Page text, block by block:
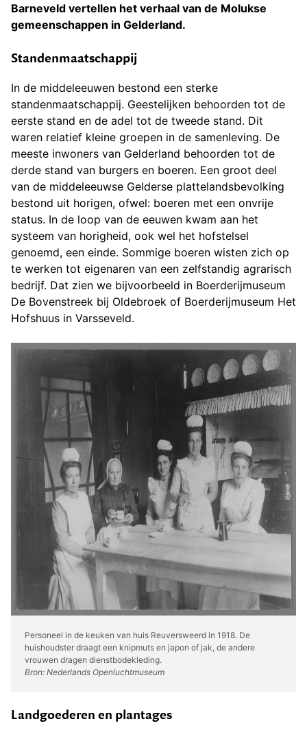
Barneveld vertellen het verhaal van de Molukse
gemeenschappen in Gelderland.
Standenmaatschappij
In de middeleeuwen bestond een sterke
standenmaatschappij. Geestelijken behoorden tot de
eerste stand en de adel tot de tweede stand. Dit
waren relatief kleine groepen in de samenleving. De
meeste inwoners van Gelderland behoorden tot de
derde stand van burgers en boeren. Een groot deel
van de middeleeuwse Gelderse plattelandsbevolking
bestond uit horigen, ofwel: boeren met een onvrije
status. In de loop van de eeuwen kwam aan het
systeem van horigheid, ook wel het hofstelsel
genoemd, een einde. Sommige boeren wisten zich op
te werken tot eigenaren van een zelfstandig agrarisch
bedrijf. Dat zien we bijvoorbeeld in Boerderijmuseum
De Bovenstreek bij Oldebroek of Boerderijmuseum Het
Hofshuus in Varsseveld.
Personeel in de keuken van huis Reuversweerd in 1918. De
huishoudster draagt een knipmuts en japon of jak, de andere
vrouwen dragen dienstbodekleding.
Bron: Nederlands Openluchtmuseum
Landgoederen en plantages